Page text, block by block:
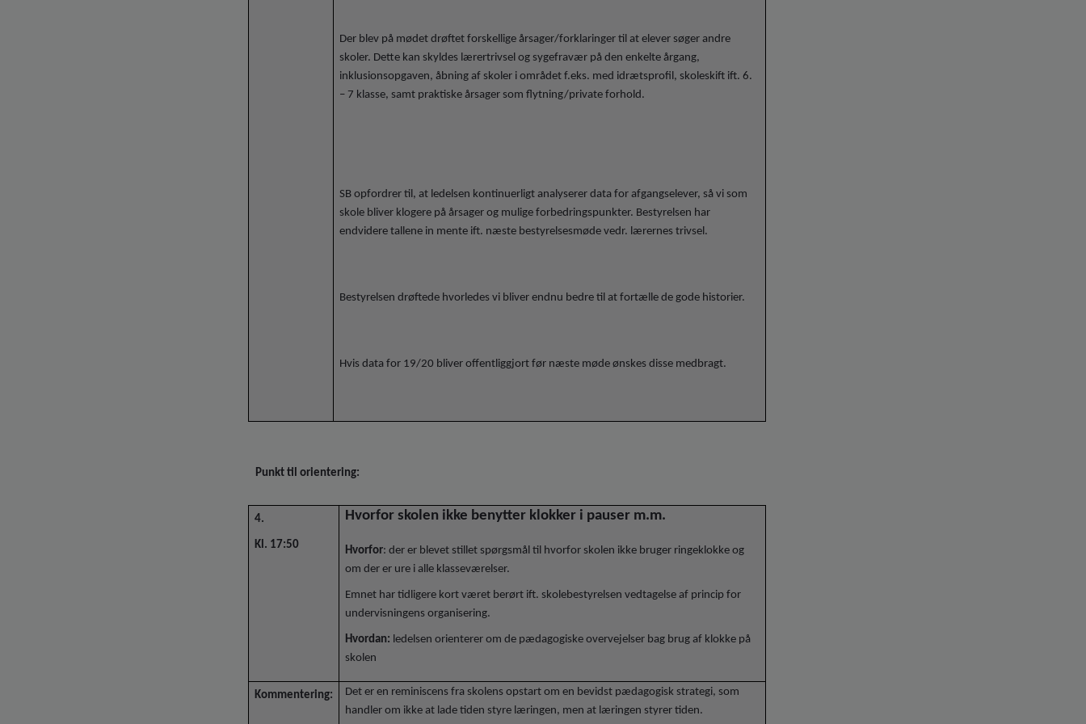
Der blev på mødet drøftet forskellige årsager/forklaringer til at elever søger andre
skoler. Dette kan skyldes lærertrivsel og sygefravær på den enkelte årgang,
inklusionsopgaven, åbning af skoler i området f.eks. med idrætsprofil, skoleskift ift. 6.
– 7 klasse, samt praktiske årsager som flytning/private forhold.
SB opfordrer til, at ledelsen kontinuerligt analyserer data for afgangselever, så vi som
skole bliver klogere på årsager og mulige forbedringspunkter. Bestyrelsen har
endvidere tallene in mente ift. næste bestyrelsesmøde vedr. lærernes trivsel.
Bestyrelsen drøftede hvorledes vi bliver endnu bedre til at fortælle de gode historier.
Hvis data for 19/20 bliver offentliggjort før næste møde ønskes disse medbragt.
Punkt til orientering:
4.
Kl. 17:50
Hvorfor skolen ikke benytter klokker i pauser m.m.
Hvorfor: der er blevet stillet spørgsmål til hvorfor skolen ikke bruger ringeklokke og
om der er ure i alle klasseværelser.
Emnet har tidligere kort været berørt ift. skolebestyrelsen vedtagelse af princip for
undervisningens organisering.
Hvordan: ledelsen orienterer om de pædagogiske overvejelser bag brug af klokke på
skolen
Kommentering:
Det er en reminiscens fra skolens opstart om en bevidst pædagogisk strategi, som
handler om ikke at lade tiden styre læringen, men at læringen styrer tiden.